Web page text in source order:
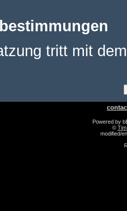
tritt mit
Powered by
©
modified/